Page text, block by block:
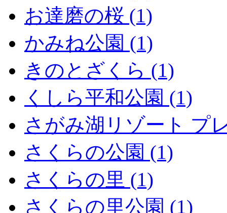
お達磨の桜 (1)
かみね公園 (1)
きのとざくら (1)
くしら平和公園 (1)
さがみ湖リゾート プ
さくらの公園 (1)
さくらの里 (1)
さくらの里公園 (1)